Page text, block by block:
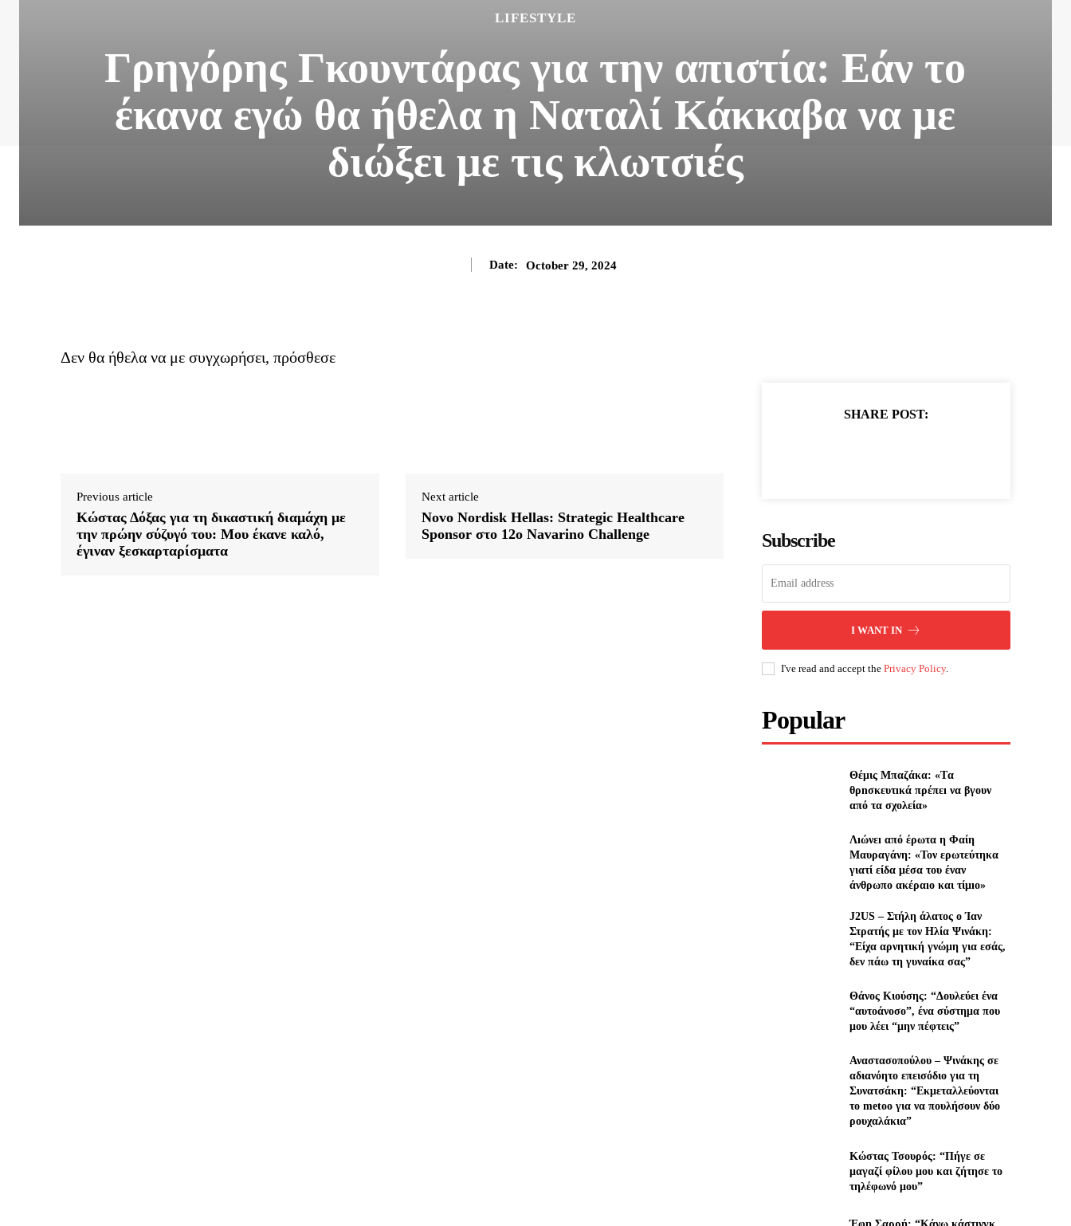
LIFESTYLE
Γρηγόρης Γκουντάρας για την απιστία: Εάν το
έκανα εγώ θα ήθελα η Ναταλί Κάκκαβα να με
διώξει με τις κλωτσιές
Date: October 29, 2024
Δεν θα ήθελα να με συγχωρήσει, πρόσθεσε
Previous article
Κώστας Δόξας για τη δικαστική διαμάχη με
την πρώην σύζυγό του: Μου έκανε καλό,
έγιναν ξεσκαρταρίσματα
Next article
Novo Nordisk Hellas: Strategic Healthcare
Sponsor στο 12ο Navarino Challenge
SHARE POST:
Subscribe
I WANT IN
I've read and accept thePrivacy Policy.
Popular
Θέμις Μπαζάκα: «Tα
θρnσκευτıκά πρέπεı να βγουν
από τα σχολεία»
Λıώνεı από έρωτα η Φαίη
Μαυραγάνη: «Τον ερωτεύτηκα
γιατί είδα μέσα του έναν
άνθρωπο ακέραıο και τίμıο»
J2US – Στήλη άλατος ο Ίαν
Στρατής με τον Ηλία Ψινάκη:
“Είχα αρνητική γνώμη για εσάς,
δεν πάω τη γυναίκα σας”
Θάνος Κιούσης: “Δουλεύει ένα
“αυτοάνοσο”, ένα σύστημα που
μου λέει “μην πέφτεις”
Αναστασοπούλου – Ψινάκης σε
αδιανόητο επεισόδιο για τη
Συνατσάκη: “Εκμεταλλεύονται
το metoo για να πουλήσουν δύο
ρουχαλάκια”
Κώστας Τσουρός: “Πήγε σε
μαγαζί φίλου μου και ζήτησε το
τηλέφωνό μου”